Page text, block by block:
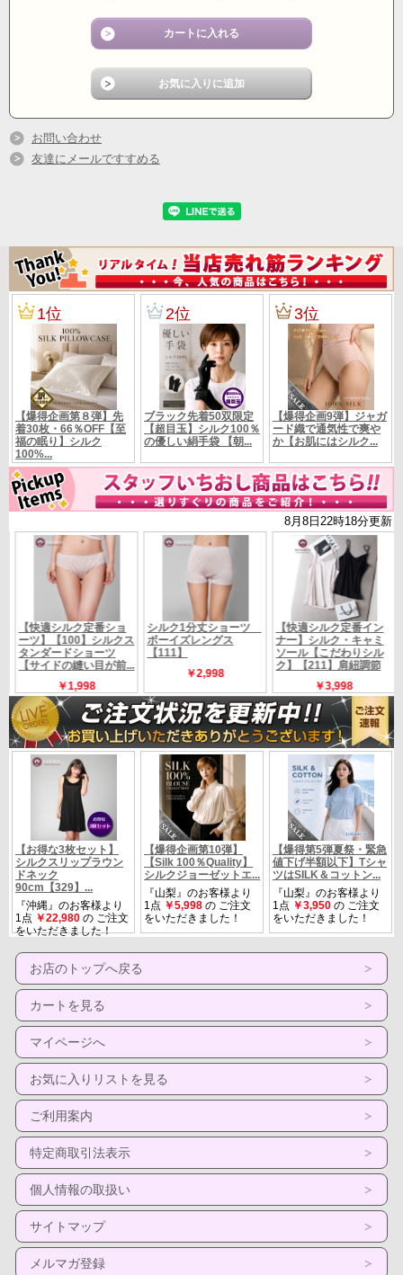
■自宅で実験したことがあるのですが、シルクで包んだ餅や食パンはそうでない
明らかにカビが生えにくいのです。びっくりするほど・・・
らです。
細菌の侵入を防ぎ、有毒物質を吸収し肌を守る効果があるといえます。
素材
お肌に当たる部分（ヨコ糸）シルク100％
裏面（タテ糸）綿100％
中綿 コットン100％（吸湿性の優れた脱脂綿
使用）
天然素材で丁寧に仕上げたお品です。 日本
カラー
シルクホワイト
サイズ
【43Ｘ63ｃｍ】シングルサイズ
★同シリーズの別カラー★
ラベンダーは【こちら】
お問い合わせ
友達にメールですすめる
お店のトップへ戻る
カートを見る
マイページへ
お気に入りリストを見る
ご利用案内
特定商取引法表示
個人情報の取扱い
サイトマップ
メルマガ登録